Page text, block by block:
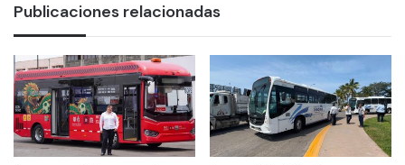
Publicaciones relacionadas